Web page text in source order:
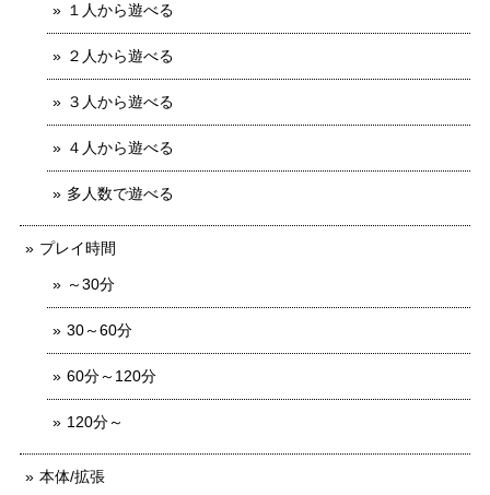
１人から遊べる
２人から遊べる
３人から遊べる
４人から遊べる
多人数で遊べる
プレイ時間
～30分
30～60分
60分～120分
120分～
本体/拡張